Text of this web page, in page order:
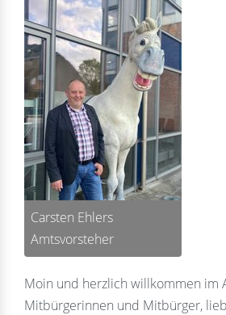
Carsten Ehlers
Amtsvorsteher
Moin und herzlich willkommen im
Mitbürgerinnen und Mitbürger,